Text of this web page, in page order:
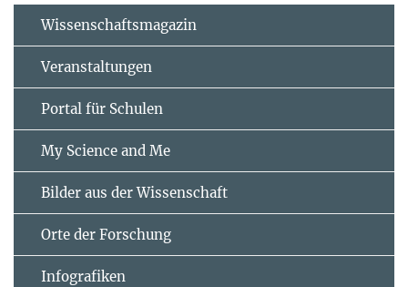
Wissenschaftsmagazin
Veranstaltungen
Portal für Schulen
My Science and Me
Bilder aus der Wissenschaft
Orte der Forschung
Infografiken